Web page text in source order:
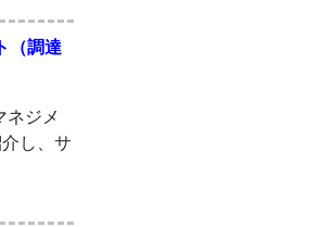
（調達
ネジメ
し、サ